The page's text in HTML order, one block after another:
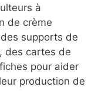
à
de crème
supports de
des cartes de
pour aider
production de